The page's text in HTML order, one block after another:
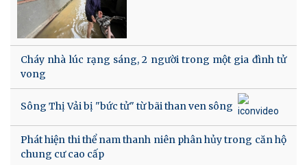
Cháy nhà lúc rạng sáng, 2 người trong một gia đình tử
vong
Sông Thị Vải bị "bức tử" từ bãi than ven sông
Phát hiện thi thể nam thanh niên phân hủy trong căn hộ
chung cư cao cấp